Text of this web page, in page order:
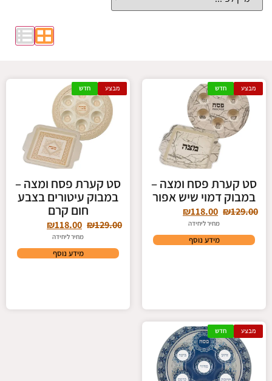
סיליקון
מבצע חדש
סט קערת פסח ומצה –
במבוק דמוי שיש אפור
₪129.00
₪118.00
מחיר ליחידה
מידע נוסף
מבצע חדש
סט קערת פסח ומצה –
במבוק עיטורים בצבע
חום קרם
₪129.00
₪118.00
מחיר ליחידה
מידע נוסף
מבצע חדש